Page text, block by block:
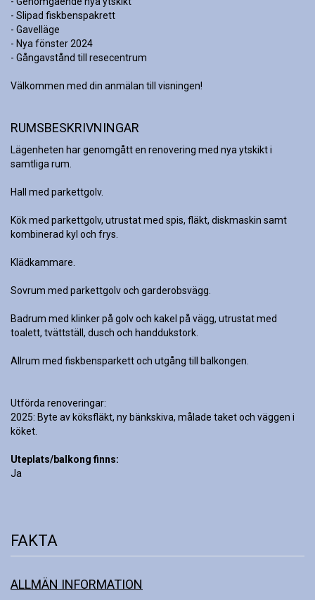
- Slipad fiskbenspakrett
- Gavelläge
- Nya fönster 2024
- Gångavstånd till resecentrum
Välkommen med din anmälan till visningen!
RUMSBESKRIVNINGAR
Lägenheten har genomgått en renovering med nya ytskikt i
samtliga rum.
Hall med parkettgolv.
Kök med parkettgolv, utrustat med spis, fläkt, diskmaskin samt
kombinerad kyl och frys.
Klädkammare.
Sovrum med parkettgolv och garderobsvägg.
Badrum med klinker på golv och kakel på vägg, utrustat med
toalett, tvättställ, dusch och handdukstork.
Allrum med fiskbensparkett och utgång till balkongen.
Utförda renoveringar:
2025: Byte av köksfläkt, ny bänkskiva, målade taket och väggen i
köket.
Uteplats/balkong finns:
Ja
FAKTA
ALLMÄN INFORMATION